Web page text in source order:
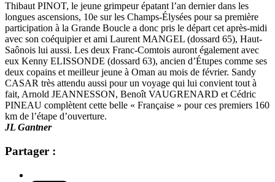
Thibaut PINOT, le jeune grimpeur épatant l’an dernier dans les
longues ascensions, 10e sur les Champs-Élysées pour sa première
participation à la Grande Boucle a donc pris le départ cet après-midi
avec son coéquipier et ami Laurent MANGEL (dossard 65), Haut-
Saônois lui aussi. Les deux Franc-Comtois auront également avec
eux Kenny ELISSONDE (dossard 63), ancien d’Étupes comme ses
deux copains et meilleur jeune à Oman au mois de février. Sandy
CASAR très attendu aussi pour un voyage qui lui convient tout à
fait, Arnold JEANNESSON, Benoît VAUGRENARD et Cédric
PINEAU complètent cette belle « Française » pour ces premiers 160
km de l’étape d’ouverture.
JL Gantner
Partager :